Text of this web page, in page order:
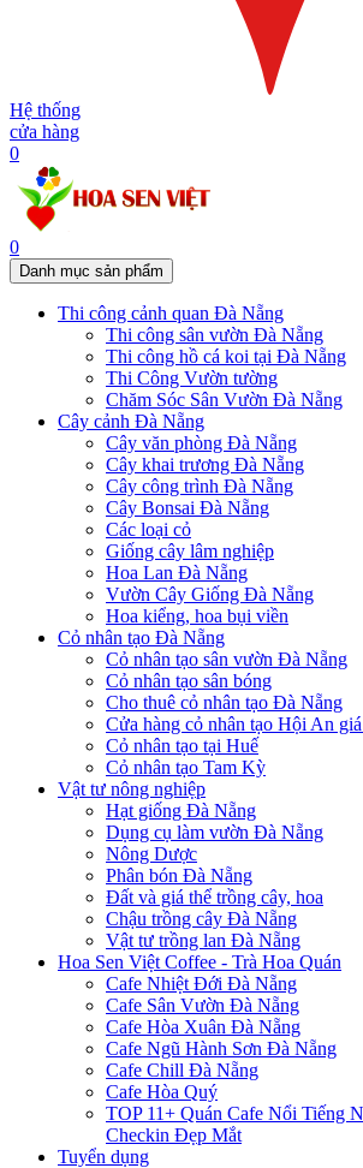
Hệ thống
cửa hàng
0
0
Danh mục sản phẩm
Thi công cảnh quan Đà Nẵng
Thi công sân vườn Đà Nẵng
Thi công hồ cá koi tại Đà Nẵng
Thi Công Vườn tường
Chăm Sóc Sân Vườn Đà Nẵng
Cây cảnh Đà Nẵng
Cây văn phòng Đà Nẵng
Cây khai trương Đà Nẵng
Cây công trình Đà Nẵng
Cây Bonsai Đà Nẵng
Các loại cỏ
Giống cây lâm nghiệp
Hoa Lan Đà Nẵng
Vườn Cây Giống Đà Nẵng
Hoa kiểng, hoa bụi viền
Cỏ nhân tạo Đà Nẵng
Cỏ nhân tạo sân vườn Đà Nẵng
Cỏ nhân tạo sân bóng
Cho thuê cỏ nhân tạo Đà Nẵng
Cửa hàng cỏ nhân tạo Hội An
Cỏ nhân tạo tại Huế
Cỏ nhân tạo Tam Kỳ
Vật tư nông nghiệp
Hạt giống Đà Nẵng
Dụng cụ làm vườn Đà Nẵng
Nông Dược
Phân bón Đà Nẵng
Đất và giá thể trồng cây, hoa
Chậu trồng cây Đà Nẵng
Vật tư trồng lan Đà Nẵng
Hoa Sen Việt Coffee - Trà Hoa Quán
Cafe Nhiệt Đới Đà Nẵng
Cafe Sân Vườn Đà Nẵng
Cafe Hòa Xuân Đà Nẵng
Cafe Ngũ Hành Sơn Đà Nẵng
Cafe Chill Đà Nẵng
Cafe Hòa Quý
TOP 11+ Quán Cafe Nổi Tiếng
Checkin Đẹp Mắt
Tuyển dụng